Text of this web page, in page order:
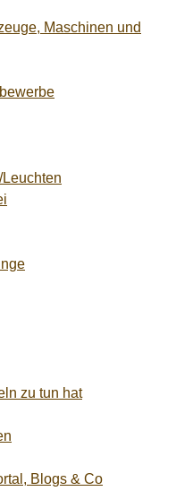
Maschinen und
zu tun hat
Blogs & Co